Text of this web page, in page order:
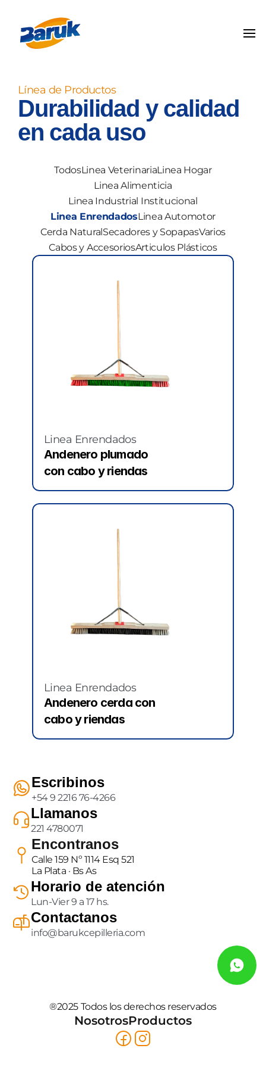
Línea de Productos
Durabilidad y calidad
en cada uso
TodosLinea VeterinariaLinea Hogar
Linea Alimenticia
Linea Industrial Institucional
Linea EnrendadosLinea Automotor
Cerda NaturalSecadores y SopapasVarios
Cabos y AccesoriosArticulos Plásticos
Linea Enrendados
Andenero plumado
con cabo y riendas
Linea Enrendados
Andenero cerda con
cabo y riendas
Escribinos
+54 9 2216 76-4266
Llamanos
221 4780071
Encontranos
Calle 159 Nº 1114 Esq 521
La Plata · Bs As
Horario de atención
Lun-Vier 9 a 17 hs.
Contactanos
info@barukcepilleria.com
®2025 Todos los derechos reservados
NosotrosProductos